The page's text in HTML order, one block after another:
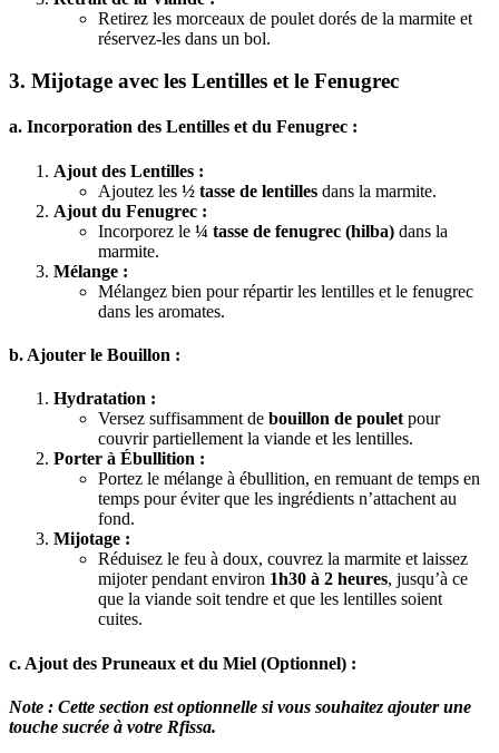
Retirez les morceaux de poulet dorés de la marmite et
réservez-les dans un bol.
3. Mijotage avec les Lentilles et le Fenugrec
a. Incorporation des Lentilles et du Fenugrec :
Ajout des Lentilles :
Ajoutez les ½ tasse de lentilles dans la marmite.
Ajout du Fenugrec :
Incorporez le ¼ tasse de fenugrec (hilba) dans la
marmite.
Mélange :
Mélangez bien pour répartir les lentilles et le fenugrec
dans les aromates.
b. Ajouter le Bouillon :
Hydratation :
Versez suffisamment de bouillon de poulet pour
couvrir partiellement la viande et les lentilles.
Porter à Ébullition :
Portez le mélange à ébullition, en remuant de temps en
temps pour éviter que les ingrédients n’attachent au
fond.
Mijotage :
Réduisez le feu à doux, couvrez la marmite et laissez
mijoter pendant environ 1h30 à 2 heures, jusqu’à ce
que la viande soit tendre et que les lentilles soient
cuites.
c. Ajout des Pruneaux et du Miel (Optionnel) :
Note : Cette section est optionnelle si vous souhaitez ajouter une
touche sucrée à votre Rfissa.